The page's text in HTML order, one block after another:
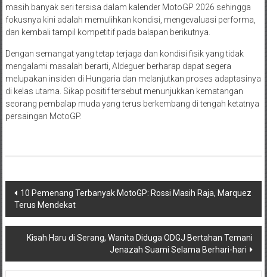
masih banyak seri tersisa dalam kalender MotoGP 2026 sehingga
fokusnya kini adalah memulihkan kondisi, mengevaluasi performa,
dan kembali tampil kompetitif pada balapan berikutnya.
Dengan semangat yang tetap terjaga dan kondisi fisik yang tidak
mengalami masalah berarti, Aldeguer berharap dapat segera
melupakan insiden di Hungaria dan melanjutkan proses adaptasinya
di kelas utama. Sikap positif tersebut menunjukkan kematangan
seorang pembalap muda yang terus berkembang di tengah ketatnya
persaingan MotoGP.
Navigasi
pos
10 Pemenang Terbanyak MotoGP: Rossi Masih Raja, Marquez
Terus Mendekat
Kisah Haru di Serang, Wanita Diduga ODGJ Bertahan Temani
Jenazah Suami Selama Berhari-hari